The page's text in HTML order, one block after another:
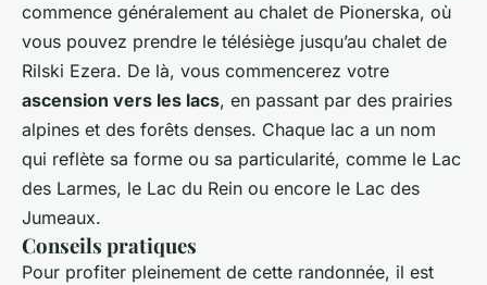
commence généralement au chalet de Pionerska, où
vous pouvez prendre le télésiège jusqu’au chalet de
Rilski Ezera. De là, vous commencerez votre
ascension vers les lacs, en passant par des prairies
alpines et des forêts denses. Chaque lac a un nom
qui reflète sa forme ou sa particularité, comme le Lac
des Larmes, le Lac du Rein ou encore le Lac des
Jumeaux.
Conseils pratiques
Pour profiter pleinement de cette randonnée, il est